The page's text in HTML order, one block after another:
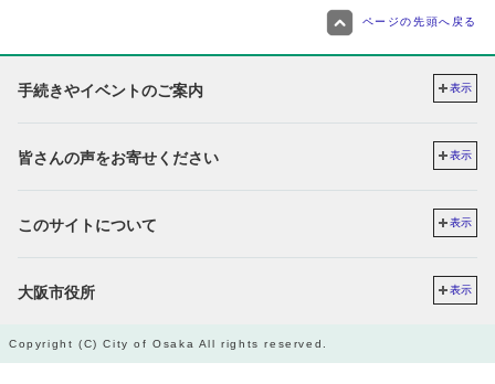
ページの先頭へ戻る
手続きやイベントのご案内 表示
皆さんの声をお寄せください 表示
このサイトについて 表示
大阪市役所 表示
Copyright (C) City of Osaka All rights reserved.